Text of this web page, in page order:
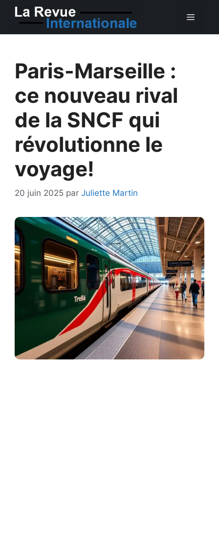
Aller
Paris-Marseille :
ce nouveau rival
de la SNCF qui
révolutionne le
voyage!
20 juin 2025 par Juliette Martin